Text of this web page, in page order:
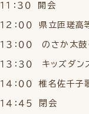
１１：３０ 開会
１２：００ 県立匝瑳
１３：００ のさか太鼓
１３：３０ キッズダ
１４：００ 椎名佐千子
１４：４５ 閉会